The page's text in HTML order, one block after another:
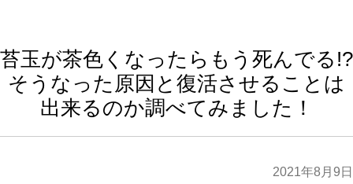
苔玉が茶色くなったらもう死んでる!?
そうなった原因と復活させることは
出来るのか調べてみました！
2021年8月9日